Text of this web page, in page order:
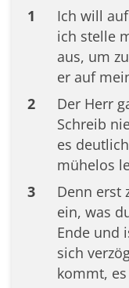
1
Ich will
ich stelle
aus, um
er auf
2
Der Herr
Schreib
es
mühelos
3
Denn erst
ein, was
Ende und
sich
kommt,